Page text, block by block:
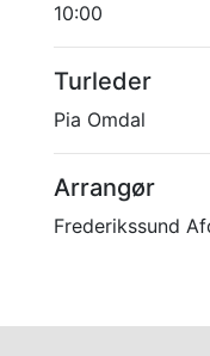
10:00
Turleder
Pia Omdal
Arrangør
Frederikssund